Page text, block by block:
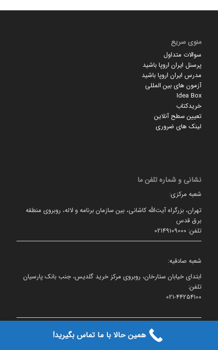
منوی سریع
سوالات متداول
پرسنل ایران اروپا باشید
مدرس ایران اروپا باشید
آزمون های بین المللی
Idea Box
خریدکتاب
تعیین سطح آنلاین
لینک های ضروری
نشانی و شماره تلفن ما
شعبه مرکزی:
تهران، بزرگراه آیت‌الله کاشانی، بین سازمان برنامه و لاله، روبروی منطقه
برق قدس
تلفن: 02149109000
شعبه صادقیه:
ابتدای خیابان ستارخان، روبروی مرکز خرید گلدیس، جنب بانک پارسیان
تلفن:
021-44254100
همین حالا با ما تماس بگیرید!